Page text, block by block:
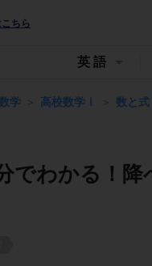
ちら
英語
学 高校数学Ⅰ 数と式
でわかる！降